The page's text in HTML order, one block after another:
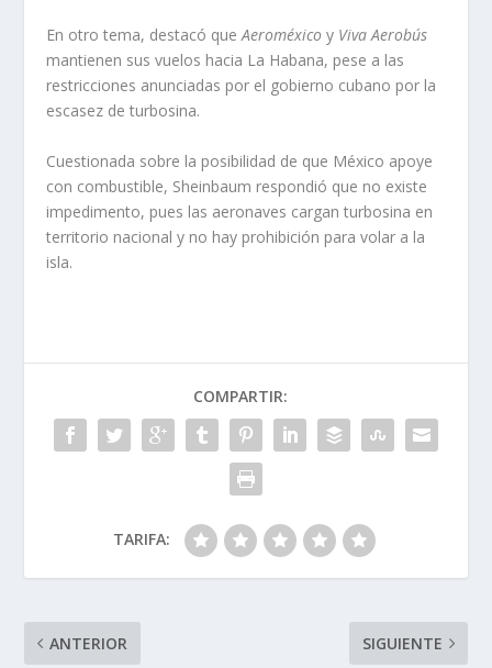
En otro tema, destacó que Aeroméxico y Viva Aerobús
mantienen sus vuelos hacia La Habana, pese a las
restricciones anunciadas por el gobierno cubano por la
escasez de turbosina.
Cuestionada sobre la posibilidad de que México apoye
con combustible, Sheinbaum respondió que no existe
impedimento, pues las aeronaves cargan turbosina en
territorio nacional y no hay prohibición para volar a la
isla.
COMPARTIR:
TARIFA:
ANTERIOR SIGUIENTE